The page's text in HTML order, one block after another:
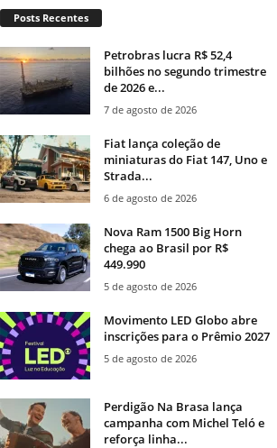
Posts Recentes
Petrobras lucra R$ 52,4
bilhões no segundo trimestre
de 2026 e...
7 de agosto de 2026
Fiat lança coleção de
miniaturas do Fiat 147, Uno e
Strada...
6 de agosto de 2026
Nova Ram 1500 Big Horn
chega ao Brasil por R$
449.990
5 de agosto de 2026
Movimento LED Globo abre
inscrições para o Prêmio 2027
5 de agosto de 2026
Perdigão Na Brasa lança
campanha com Michel Teló e
reforça linha...